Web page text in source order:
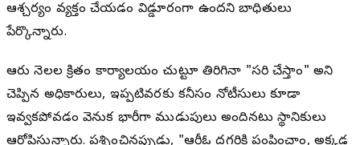
ఆశ్చర్యం వ్యక్తం చేయడం విడ్డూరంగా ఉందని బాధితులు
పేర్కొన్నారు.
ఆరు నెలల క్రితం కార్యాలయం చుట్టూ తిరిగినా "సరి చేస్తాం" అని
చెప్పిన అధికారులు, ఇప్పటివరకు కనీసం నోటీసులు కూడా
ఇవ్వకపోవడం వెనుక భారీగా ముడుపులు అందినట్లు స్థానికులు